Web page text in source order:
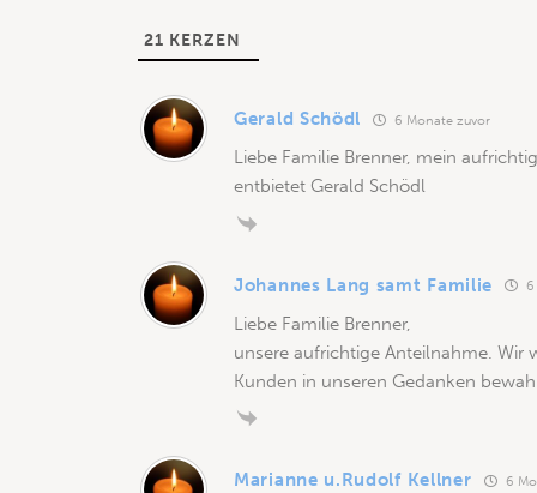
21 KERZEN
Gerald Schödl 6 Monate zuvor
Liebe Familie Brenner, mein
entbietet Gerald Schödl
Johannes Lang samt Familie
Liebe Familie Brenner,
unsere aufrichtige Anteilnahme. Wir
Kunden in unseren Gedanken
Marianne u.Rudolf Kellner 6